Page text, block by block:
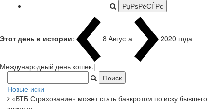
Этот день в истории: 8 Августа 1937 го|
«ВТБ Страхование» может стать банкротом по иску бывшего
клиента